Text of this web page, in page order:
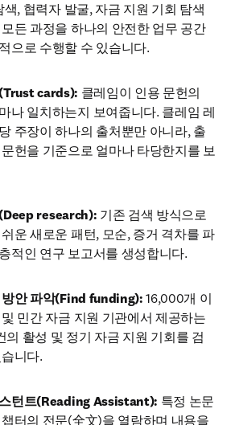
색, 협력자 발굴, 자금 지원 기회 탐색
든 과정을 하나의 안전한 업무 공간
으로 수행할 수 있습니다.
cards): 클레임이 인용 문헌의
나 일치하는지 보여줍니다. 클레임 레
주장이 하나의 출처뿐만 아니라, 출
헌을 기준으로 얼마나 타당한지를 보
research): 기존 검색 방식으로
운 새로운 패턴, 모순, 증거 격차를 파
적인 연구 보고서를 생성합니다.
방안 파악(Find funding): 16,000개 이
민간 자금 지원 기관에서 제공하는
활성 및 정기 자금 지원 기회를 검
니다.
턴트(Reading Assistant): 특정 논문
터의 전문(全文)을 열람하며 내용을